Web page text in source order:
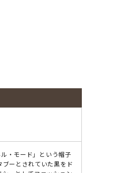
・モード」という帽子
ーとされていた黒をド